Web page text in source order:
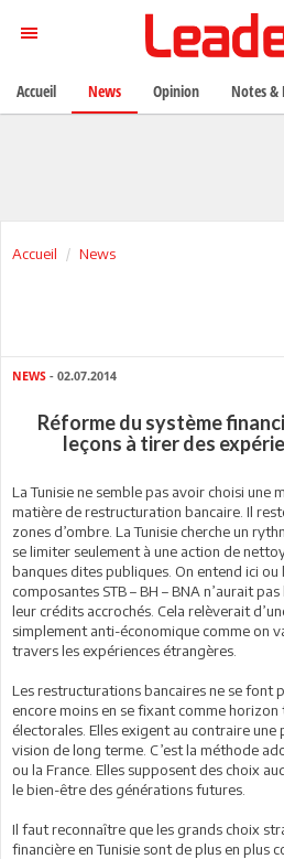
Accueil News
NEWS - 02.07.2014
Réforme du système
leçons à tirer des
La Tunisie ne semble pas avoir choisi une
matière de restructuration bancaire. Il
zones d’ombre. La Tunisie cherche un
se limiter seulement à une action de
banques dites publiques. On entend ici
composantes STB – BH – BNA n’aurait
leur crédits accrochés. Cela relèverait
simplement anti-économique comme on
travers les expériences étrangères.
Les restructurations bancaires ne se font
encore moins en se fixant comme horizon
électorales. Elles exigent au contraire une
vision de long terme. C’est la méthode
ou la France. Elles supposent des choix
le bien-être des générations futures.
Il faut reconnaître que les grands choix
financière en Tunisie sont de plus en plus
Accueil News Opinion Notes &